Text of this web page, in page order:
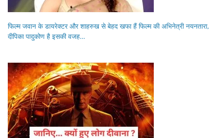
फिल्म जवान के डायरेक्टर और शाहरुख से बेहद खफा हैं फिल्म की अभिनेत्री नयनतारा,
दीपिका पादुकोण है इसकी वजह…